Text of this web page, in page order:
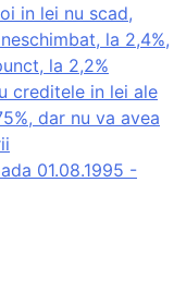
in lei nu scad,
la 2,4%,
la 2,2%
creditele in lei ale
dar nu va avea
01.08.1995 -